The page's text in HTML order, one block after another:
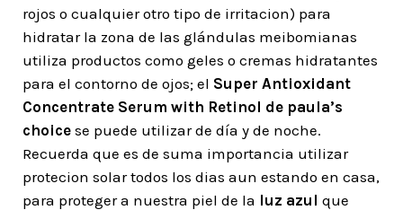
rojos o cualquier otro tipo de irritacion) para
hidratar la zona de las glándulas meibomianas
utiliza productos como geles o cremas hidratantes
para el contorno de ojos; el Super Antioxidant
Concentrate Serum with Retinol de paula’s
choice se puede utilizar de día y de noche.
Recuerda que es de suma importancia utilizar
protecion solar todos los dias aun estando en casa,
para proteger a nuestra piel de la luz azul que